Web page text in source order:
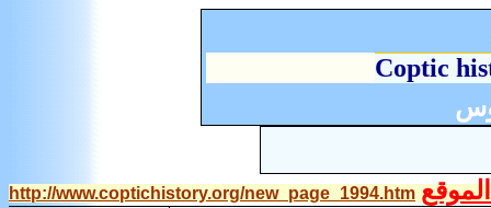
Coptic
http://www.coptichistory.org/new_page_1994.htm